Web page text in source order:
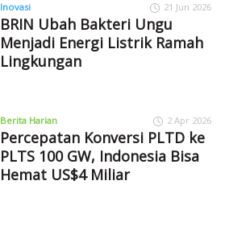
Inovasi 21 Jun 2026
BRIN Ubah Bakteri Ungu
Menjadi Energi Listrik Ramah
Lingkungan
Berita Harian 2 Apr 2026
Percepatan Konversi PLTD ke
PLTS 100 GW, Indonesia Bisa
Hemat US$4 Miliar